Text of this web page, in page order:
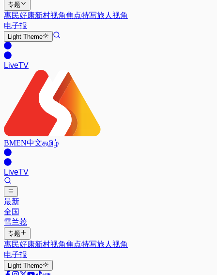
专题
惠民好康新村视角焦点特写旅人视角
电子报
Light Theme
LiveTV
BMEN中文தமிழ்
LiveTV
最新
全国
雪兰莪
专题
惠民好康新村视角焦点特写旅人视角
电子报
Light Theme